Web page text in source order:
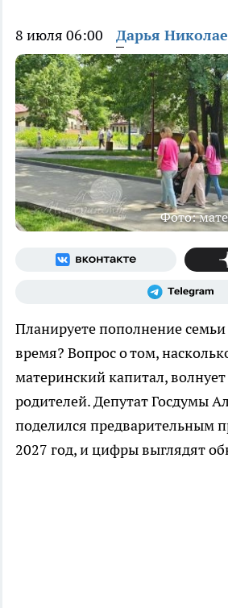
8 июля 06:00 Дарья
Фото:
Планируете пополнение
время? Вопрос о том,
материнский капитал,
родителей. Депутат Госдумы
поделился предварительным
2027 год, и цифры выглядят